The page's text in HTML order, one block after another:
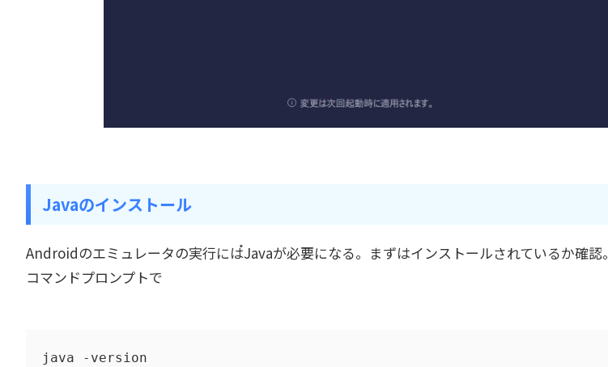
Javaのインストール
Androidのエミュレータの実行には๋Javaが必要になる。まずはインストールされているか確認。
コマンドプロンプトで
java -version